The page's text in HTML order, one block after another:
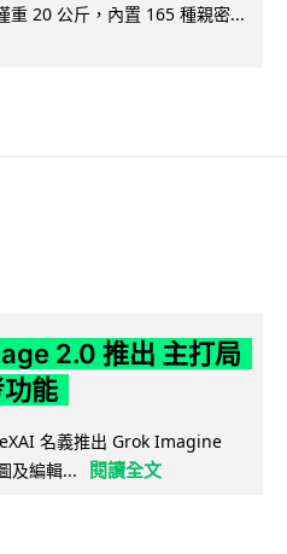
重 20 公斤，內置 165 種親密...
2.0 推出 主打局
能
名義推出 Grok Imagine
及編輯...
閱讀全文